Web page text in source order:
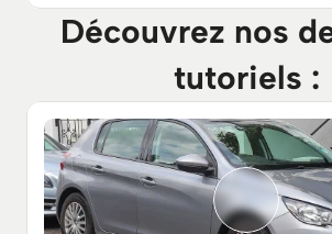
Découvrez nos
tutoriels :